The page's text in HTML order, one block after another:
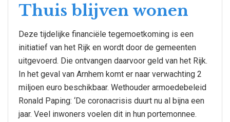
Thuis blijven wonen
Deze tijdelijke financiële tegemoetkoming is een
initiatief van het Rijk en wordt door de gemeenten
uitgevoerd. Die ontvangen daarvoor geld van het Rijk.
In het geval van Arnhem komt er naar verwachting 2
miljoen euro beschikbaar. Wethouder armoedebeleid
Ronald Paping: ‘De coronacrisis duurt nu al bijna een
jaar. Veel inwoners voelen dit in hun portemonnee.